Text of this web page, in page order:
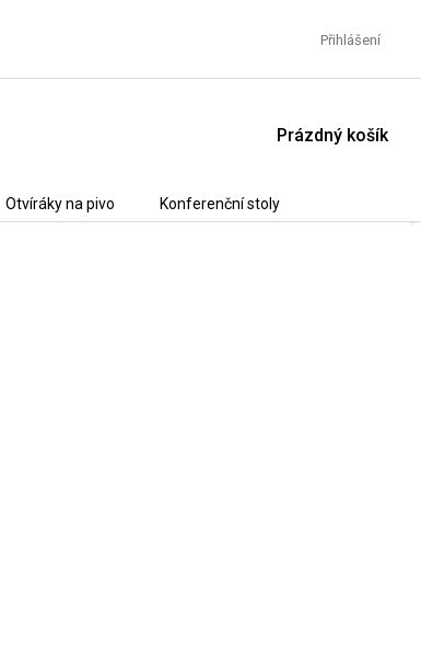
Přihlášení
NÁKUPNÍ
Prázdný košík
Otvíráky na pivo Konferenční stoly